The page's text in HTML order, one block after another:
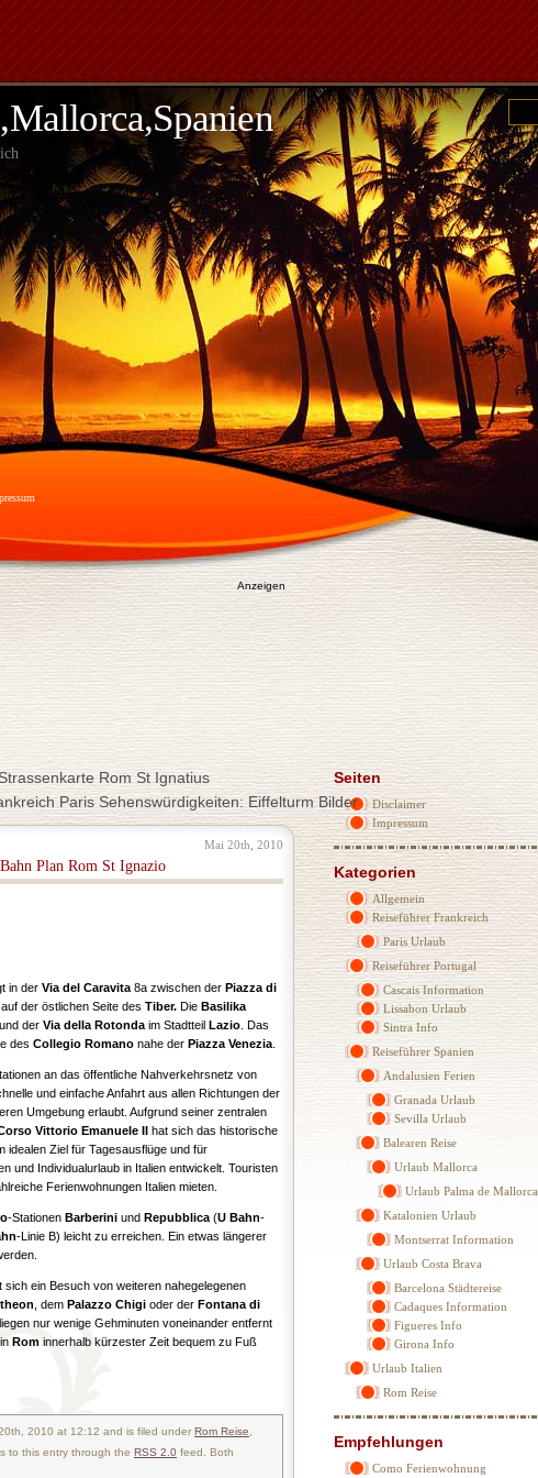
Anzeigen
Seiten
Disclaimer
Impressum
Kategorien
Allgemein
Reiseführer Frankreich
Paris Urlaub
Reiseführer Portugal
Cascais Information
Lissabon Urlaub
Sintra Info
Reiseführer Spanien
Andalusien Ferien
Granada Urlaub
Sevilla Urlaub
Balearen Reise
Urlaub Mallorca
Urlaub Palma de Mallorca
Katalonien Urlaub
Montserrat Information
Urlaub Costa Brava
Barcelona Städtereise
Cadaques Information
Figueres Info
Girona Info
Urlaub Italien
Rom Reise
Empfehlungen
Como Ferienwohnung
Rom St Ignatius
Paris Sehenswürdigkeiten: Eiffelturm Bilder
Mai 20th, 2010
Plan Rom St Ignazio
in der Via del Caravita 8a zwischen der Piazza di
auf der östlichen Seite des Tiber. Die Basilika
und der Via della Rotonda im Stadtteil Lazio . Das
des Collegio Romano nahe der Piazza Venezia
an das öffentliche Nahverkehrsnetz von
und einfache Anfahrt aus allen Richtungen der
Umgebung erlaubt. Aufgrund seiner zentralen
Vittorio Emanuele II hat sich das historische
idealen Ziel für Tagesausflüge und für
und Individualurlaub in Italien entwickelt. Touristen
Ferienwohnungen Italien mieten.
-Stationen Barberini und Repubblica (U Bahn-
-Linie B) leicht zu erreichen. Ein etwas längerer
sich ein Besuch von weiteren nahegelegenen
, dem Palazzo Chigi oder der Fontana di
liegen nur wenige Gehminuten voneinander entfernt
Rom innerhalb kürzester Zeit bequem zu Fuß
2010 at 12:12 and is filed under Rom Reise
to this entry through the RSS 2.0 feed. Both